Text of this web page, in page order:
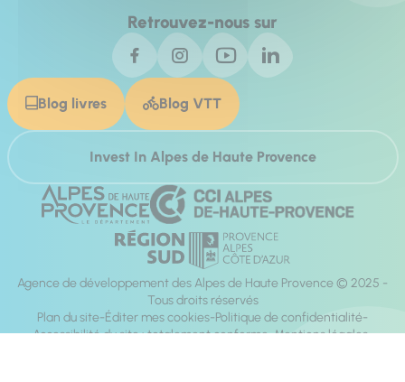
Retrouvez-nous sur
Blog livres Blog VTT
Invest In Alpes de Haute Provence
Agence de développement des Alpes de Haute Provence © 2025 -
Tous droits réservés
Plan du site Éditer mes cookies Politique de confidentialité
Accessibilité du site : totalement conforme Mentions légales